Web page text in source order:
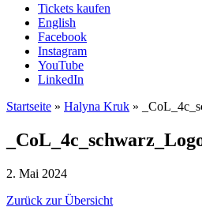
Tickets kaufen
English
Facebook
Instagram
YouTube
LinkedIn
Startseite » Halyna Kruk »
2. Mai 2024
Zurück zur Übersicht